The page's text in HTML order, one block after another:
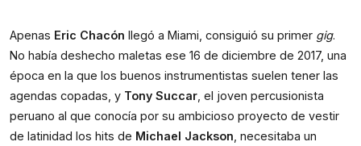
Apenas Eric Chacón llegó a Miami, consiguió su primer gig.
No había deshecho maletas ese 16 de diciembre de 2017, una
época en la que los buenos instrumentistas suelen tener las
agendas copadas, y Tony Succar , el joven percusionista
peruano al que conocía por su ambicioso proyecto de vestir
de latinidad los hits de Michael Jackson , necesitaba un